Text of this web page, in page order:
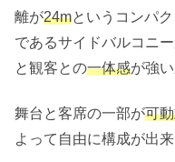
離が24mというコンパ
であるサイドバルコニ
と観客との一体感が強い
舞台と客席の一部が可
よって自由に構成が出